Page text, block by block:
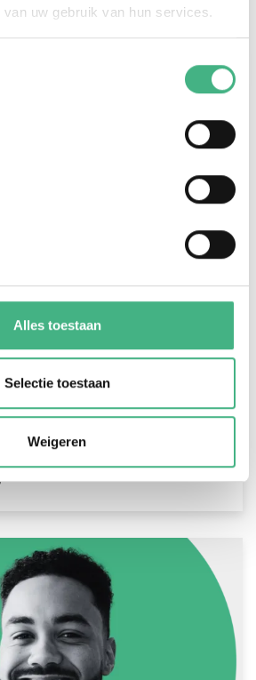
uw gebruik van hun services.
Alles toestaan
Selectie toestaan
Weigeren
aanspreekpunt